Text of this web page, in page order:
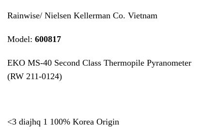
Rainwise/ Nielsen Kellerman Co. Vietnam
Model: 600817
EKO MS-40 Second Class Thermopile Pyranometer
(RW 211-0124)
<3 diajhq 1 100% Korea Origin